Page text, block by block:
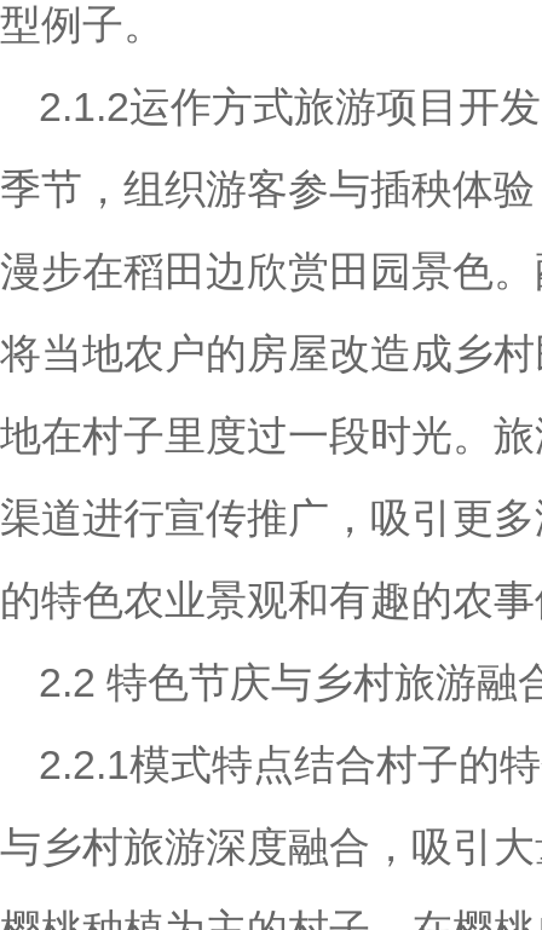
型例子。
2.1.2运作方式旅游项目开
季节，组织游客参与插秧体
漫步在稻田边欣赏田园景色
将当地农户的房屋改造成乡
地在村子里度过一段时光。
渠道进行宣传推广，吸引更
的特色农业景观和有趣的农
2.2 特色节庆与乡村旅游融
2.2.1模式特点结合村子的
与乡村旅游深度融合，吸引